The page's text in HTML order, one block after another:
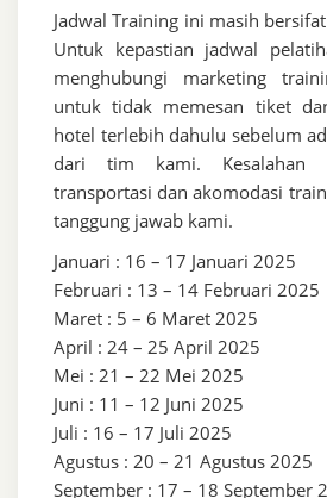
Jadwal Training ini masih bersifat
Untuk kepastian jadwal
menghubungi marketing
untuk tidak memesan tiket
hotel terlebih dahulu sebelum
dari tim kami. Kesalahan
transportasi dan akomodasi
tanggung jawab kami.
Januari : 16 – 17 Januari 2025
Februari : 13 – 14 Februari 2025
Maret : 5 – 6 Maret 2025
April : 24 – 25 April 2025
Mei : 21 – 22 Mei 2025
Juni : 11 – 12 Juni 2025
Juli : 16 – 17 Juli 2025
Agustus : 20 – 21 Agustus 2025
September : 17 – 18 September